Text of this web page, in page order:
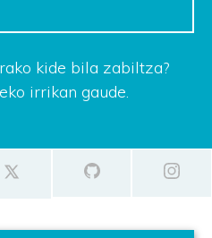
kide bila zabiltza?
irrikan gaude.